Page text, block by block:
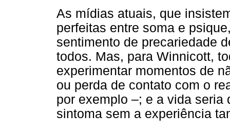
As mídias atuais, que
perfeitas entre soma e
sentimento de precariedade
todos. Mas, para Winnicott,
experimentar momentos de
ou perda de contato com o
por exemplo –; e a vida seria
sintoma sem a experiência